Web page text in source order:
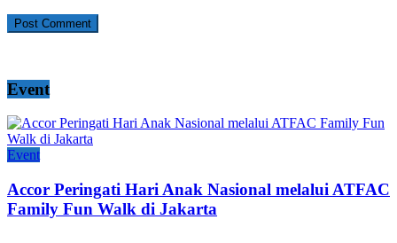
Event
Event
Accor Peringati Hari Anak Nasional melalui ATFAC
Family Fun Walk di Jakarta